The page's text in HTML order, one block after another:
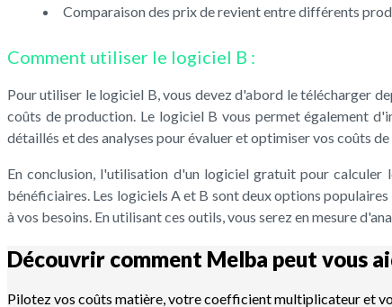
Comparaison des prix de revient entre différents
Comment utiliser le logiciel B :
Pour utiliser le logiciel B, vous devez d'abord le télécharger
coûts de production. Le logiciel B vous permet également
détaillés et des analyses pour évaluer et optimiser vos coûts
En conclusion, l'utilisation d'un logiciel gratuit pour calculer
bénéficiaires. Les logiciels A et B sont deux options
à vos besoins. En utilisant ces outils, vous serez en mesure
Découvrir comment Melba peut vous
Pilotez vos coûts matière, votre coefficient multiplicateur et